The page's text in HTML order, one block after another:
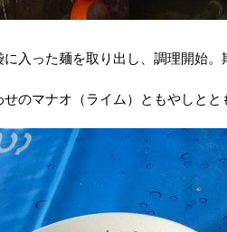
に入った麺を取り出し、調理開始。
せのマナオ（ライム）ともやしとと